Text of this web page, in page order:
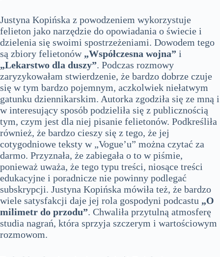
Justyna Kopińska z powodzeniem wykorzystuje
felieton jako narzędzie do opowiadania o świecie i
dzielenia się swoimi spostrzeżeniami. Dowodem tego
są zbiory felietonów „Współczesna wojna” i
„Lekarstwo dla duszy”. Podczas rozmowy
zaryzykowałam stwierdzenie, że bardzo dobrze czuje
się w tym bardzo pojemnym, aczkolwiek niełatwym
gatunku dziennikarskim. Autorka zgodziła się ze mną i
w interesujący sposób podzieliła się z publicznością
tym, czym jest dla niej pisanie felietonów. Podkreśliła
również, że bardzo cieszy się z tego, że jej
cotygodniowe teksty w „Vogue’u” można czytać za
darmo. Przyznała, że zabiegała o to w piśmie,
ponieważ uważa, że tego typu treści, niosące treści
edukacyjne i poradnicze nie powinny podlegać
subskrypcji. Justyna Kopińska mówiła też, że bardzo
wiele satysfakcji daje jej rola gospodyni podcastu „O
milimetr do przodu”. Chwaliła przytulną atmosferę
studia nagrań, która sprzyja szczerym i wartościowym
rozmowom.